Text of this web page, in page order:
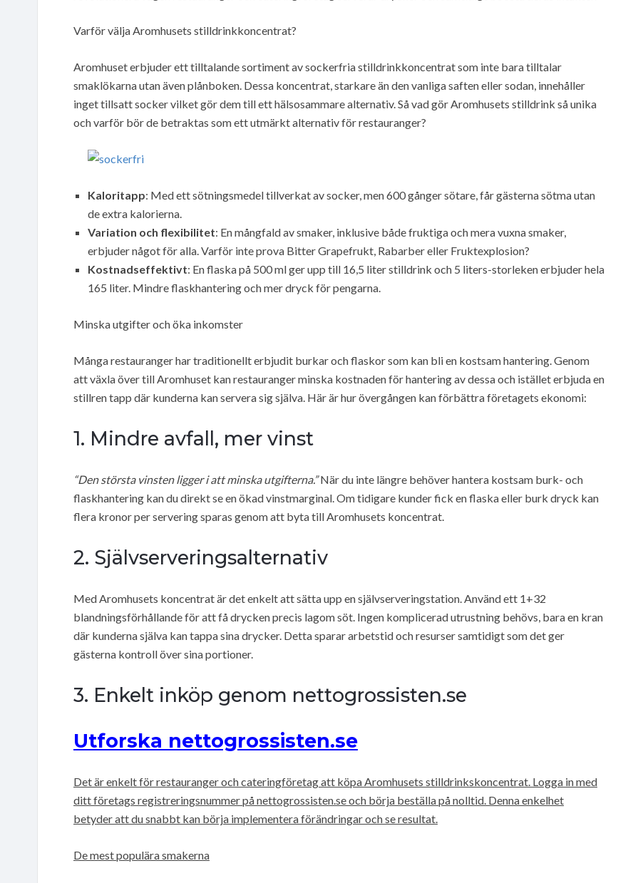
Varför välja Aromhusets stilldrinkkoncentrat?
Aromhuset erbjuder ett tilltalande sortiment av sockerfria stilldrinkkoncentrat som inte bara tilltalar
smaklökarna utan även plånboken. Dessa koncentrat, starkare än den vanliga saften eller sodan, innehåller
inget tillsatt socker vilket gör dem till ett hälsosammare alternativ. Så vad gör Aromhusets stilldrink så unika
och varför bör de betraktas som ett utmärkt alternativ för restauranger?
Kaloritapp: Med ett sötningsmedel tillverkat av socker, men 600 gånger sötare, får gästerna sötma utan
de extra kalorierna.
Variation och flexibilitet: En mångfald av smaker, inklusive både fruktiga och mera vuxna smaker,
erbjuder något för alla. Varför inte prova Bitter Grapefrukt, Rabarber eller Fruktexplosion?
Kostnadseffektivt: En flaska på 500 ml ger upp till 16,5 liter stilldrink och 5 liters-storleken erbjuder hela
165 liter. Mindre flaskhantering och mer dryck för pengarna.
Minska utgifter och öka inkomster
Många restauranger har traditionellt erbjudit burkar och flaskor som kan bli en kostsam hantering. Genom
att växla över till Aromhuset kan restauranger minska kostnaden för hantering av dessa och istället erbjuda en
stillren tapp där kunderna kan servera sig själva. Här är hur övergången kan förbättra företagets ekonomi:
1. Mindre avfall, mer vinst
“Den största vinsten ligger i att minska utgifterna.”När du inte längre behöver hantera kostsam burk- och
flaskhantering kan du direkt se en ökad vinstmarginal. Om tidigare kunder fick en flaska eller burk dryck kan
flera kronor per servering sparas genom att byta till Aromhusets koncentrat.
2. Självserveringsalternativ
Med Aromhusets koncentrat är det enkelt att sätta upp en självserveringstation. Använd ett 1+32
blandningsförhållande för att få drycken precis lagom söt. Ingen komplicerad utrustning behövs, bara en kran
där kunderna själva kan tappa sina drycker. Detta sparar arbetstid och resurser samtidigt som det ger
gästerna kontroll över sina portioner.
3. Enkelt inköp genom nettogrossisten.se
Utforska nettogrossisten.se
Det är enkelt för restauranger och cateringföretag att köpa Aromhusets stilldrinkskoncentrat. Logga in med
ditt företags registreringsnummer på nettogrossisten.se och börja beställa på nolltid. Denna enkelhet
betyder att du snabbt kan börja implementera förändringar och se resultat.
De mest populära smakerna